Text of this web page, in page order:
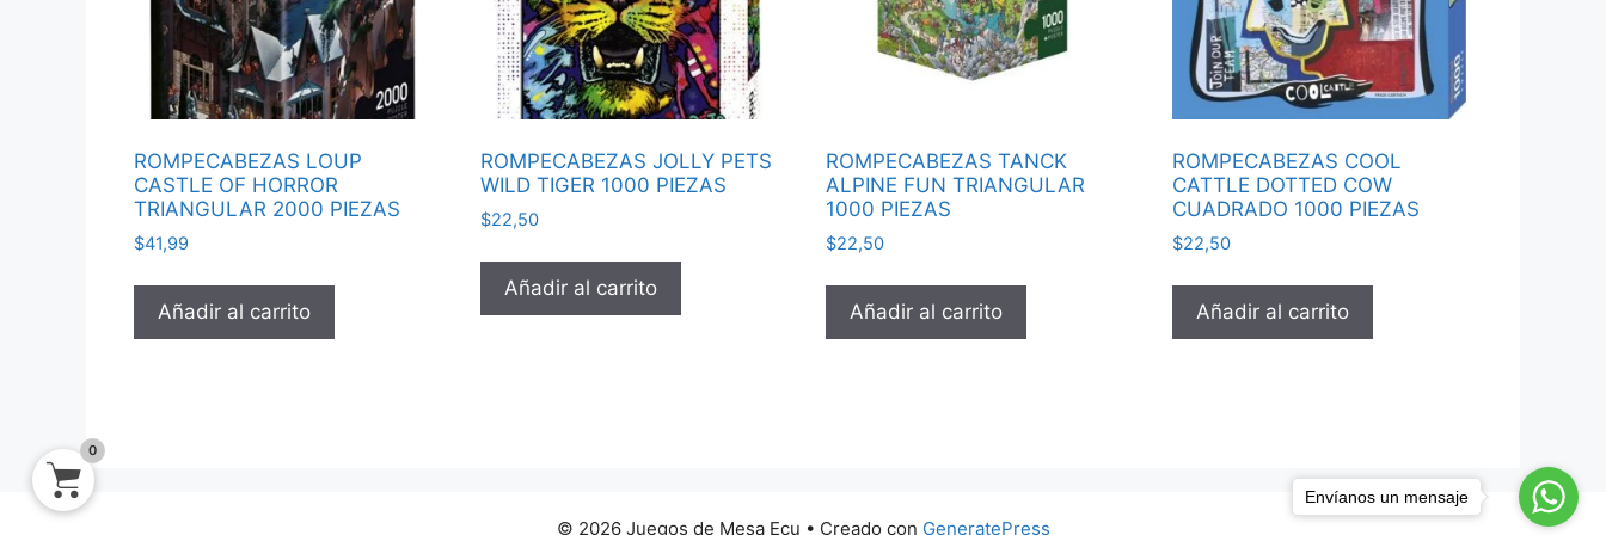
ROMPECABEZAS LOUP
CASTLE OF HORROR
TRIANGULAR 2000 PIEZAS
$41,99
Añadir al carrito
ROMPECABEZAS JOLLY PETS
WILD TIGER 1000 PIEZAS
$22,50
Añadir al carrito
ROMPECABEZAS TANCK
ALPINE FUN TRIANGULAR
1000 PIEZAS
$22,50
Añadir al carrito
ROMPECABEZAS COOL
CATTLE DOTTED COW
CUADRADO 1000 PIEZAS
$22,50
Añadir al carrito
© 2026 Juegos de Mesa Ecu • Creado con GeneratePress
0
Envíanos un mensaje